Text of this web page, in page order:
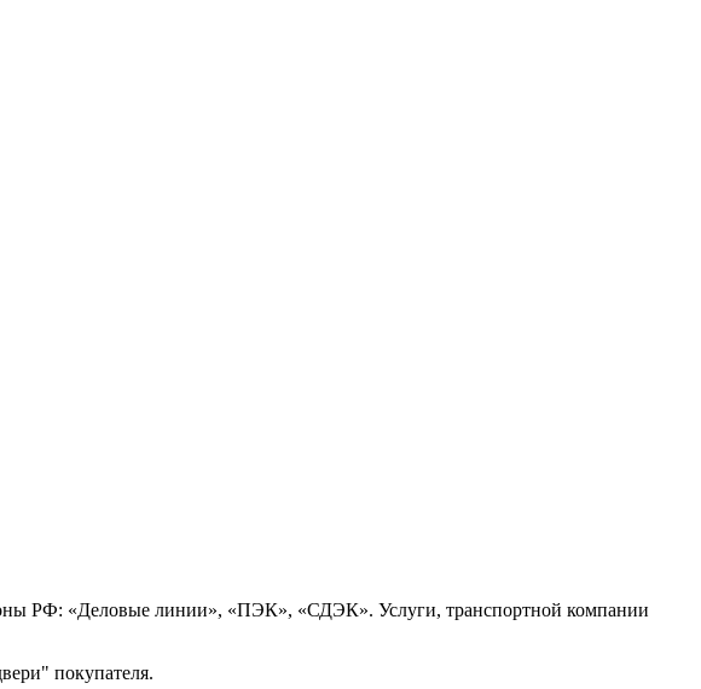
РФ: «Деловые линии», «ПЭК», «СДЭК». Услуги, транспортной компании
покупателя.